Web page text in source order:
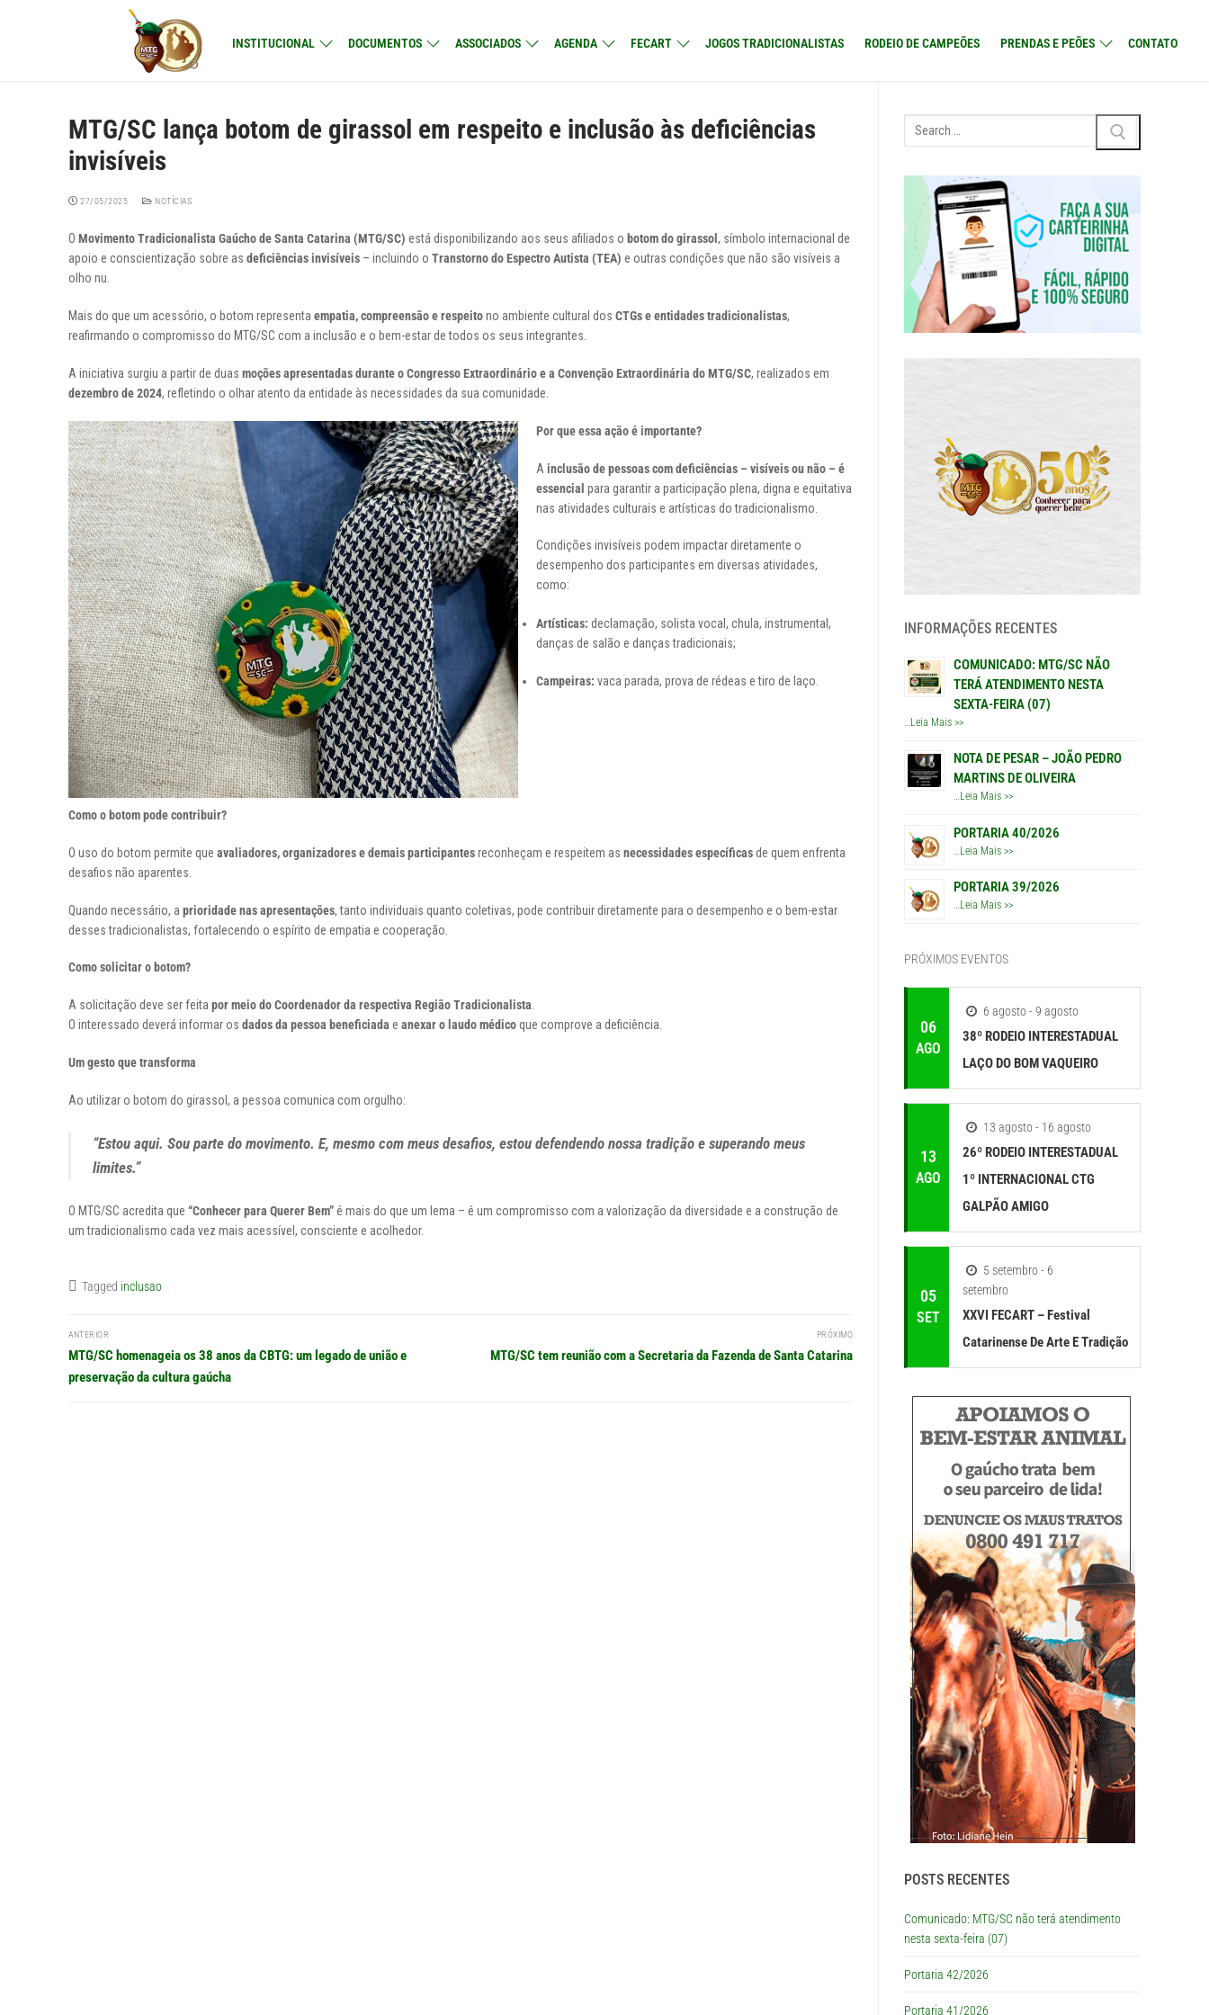
INSTITUCIONAL DOCUMENTOS ASSOCIADOS AGENDA FECART JOGOS TRADICIONALISTAS RODEIO DE CAMPEÕES PRENDAS E PEÕES CONTATO
MTG/SC lança botom de girassol em respeito e inclusão às deficiências
invisíveis
27/05/2025 NOTÍCIAS
O Movimento Tradicionalista Gaúcho de Santa Catarina (MTG/SC) está disponibilizando aos seus afiliados o botom do girassol , símbolo internacional de
apoio e conscientização sobre as deficiências invisíveis – incluindo o Transtorno do Espectro Autista (TEA) e outras condições que não são visíveis a
olho nu.
Mais do que um acessório, o botom representa empatia, compreensão e respeitono ambiente cultural dos CTGs e entidades tradicionalistas,
reafirmando o compromisso do MTG/SC com a inclusão e o bem-estar de todos os seus integrantes.
A iniciativa surgiu a partir de duas moções apresentadas durante o Congresso Extraordinário e a Convenção Extraordinária do MTG/SC, realizados em
dezembro de 2024, refletindo o olhar atento da entidade às necessidades da sua comunidade.
Por que essa ação é importante?
A inclusão de pessoas com deficiências – visíveis ou não – é
essencial para garantir a participação plena, digna e equitativa
nas atividades culturais e artísticas do tradicionalismo.
Condições invisíveis podem impactar diretamente o
desempenho dos participantes em diversas atividades,
como:
Artísticas: declamação, solista vocal, chula, instrumental,
danças de salão e danças tradicionais;
Campeiras: vaca parada, prova de rédeas e tiro de laço.
Como o botom pode contribuir?
O uso do botom permite que avaliadores, organizadores e demais participantesreconheçam e respeitem as necessidades específicasde quem enfrenta
desafios não aparentes.
Quando necessário, a prioridade nas apresentações, tanto individuais quanto coletivas, pode contribuir diretamente para o desempenho e o bem-estar
desses tradicionalistas, fortalecendo o espírito de empatia e cooperação.
Como solicitar o botom?
A solicitação deve ser feita por meio do Coordenador da respectiva Região Tradicionalista
O interessado deverá informar os dados da pessoa beneficiada e anexar o laudo médicoque comprove a deficiência.
Um gesto que transforma
Ao utilizar o botom do girassol, a pessoa comunica com orgulho:
“Estou aqui. Sou parte do movimento. E, mesmo com meus desafios, estou defendendo nossa tradição e superando meus
limites.”
O MTG/SC acredita que “Conhecer para Querer Bem”é mais do que um lema – é um compromisso com a valorização da diversidade e a construção de
um tradicionalismo cada vez mais acessível, consciente e acolhedor.
Tagged inclusao
Navegação
de
Post
ANTERIOR
Post
anterior:
MTG/SC homenageia os 38 anos da CBTG: um legado de união e
preservação da cultura gaúcha
PRÓXIMO
Próximo
MTG/SC tem reunião com a Secretaria da Fazenda de Santa Catarina
Pesquisar
por:
INFORMAÇÕES RECENTES
COMUNICADO: MTG/SC NÃO
TERÁ ATENDIMENTO NESTA
SEXTA-FEIRA (07)
…Leia Mais >>
NOTA DE PESAR – JOÃO PEDRO
MARTINS DE OLIVEIRA
…Leia Mais >>
PORTARIA 40/2026
Leia Mais >>
PORTARIA 39/2026
…Leia Mais >>
PRÓXIMOS EVENTOS
06
AGO
6 agosto - 9 agosto
38º RODEIO INTERESTADUAL
LAÇO DO BOM VAQUEIRO
13
AGO
13 agosto - 16 agosto
26º RODEIO INTERESTADUAL
1º INTERNACIONAL CTG
GALPÃO AMIGO
05
SET
5 setembro - 6
setembro
XXVI FECART – Festival
Catarinense De Arte E Tradição
POSTS RECENTES
Comunicado: MTG/SC não terá atendimento
nesta sexta-feira (07)
Portaria 42/2026
Portaria 41/2026